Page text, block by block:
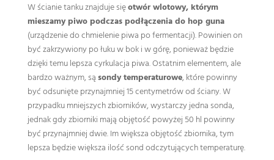
W ścianie tanku znajduje sięotwór wlotowy, którym
mieszamy piwo podczas podłączenia do hop guna
(urządzenie do chmielenie piwa po fermentacji). Powinien on
być zakrzywiony po łuku w bok i w górę, ponieważ będzie
dzięki temu lepsza cyrkulacja piwa. Ostatnim elementem, ale
bardzo ważnym, sąsondy temperaturowe, które powinny
być odsunięte przynajmniej 15 centymetrów od ściany. W
przypadku mniejszych zbiorników, wystarczy jedna sonda,
jednak gdy zbiorniki mają objętość powyżej 50 hl powinny
być przynajmniej dwie. Im większa objętość zbiornika, tym
lepsza będzie większa ilość sond odczytujących temperaturę.